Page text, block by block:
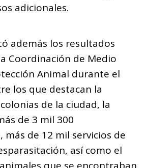
adicionales.
además los resultados
Coordinación de Medio
Animal durante el
los que destacan la
de la ciudad, la
de 3 mil 300
más de 12 mil servicios de
así como el
que se encontraban